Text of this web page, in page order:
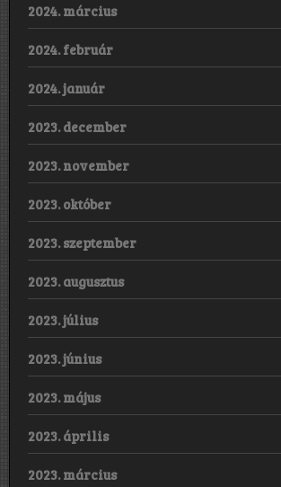
2024. március
2024. február
2024. január
2023. december
2023. november
2023. október
2023. szeptember
2023. augusztus
2023. július
2023. június
2023. május
2023. április
2023. március